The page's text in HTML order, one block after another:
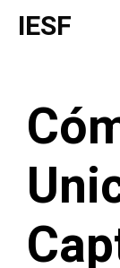
Saltar
IESF